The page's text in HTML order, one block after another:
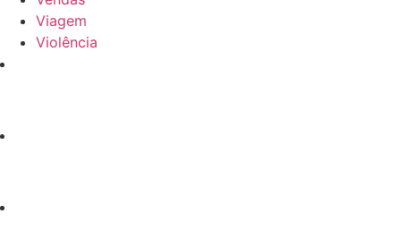
Viagem
Violência